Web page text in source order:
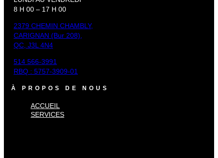
8 H 00 – 17 H 00
2379 CHEMIN CHAMBLY,
CARIGNAN (Bur 208),
QC, J3L 4N4
514 566-3991
RBQ : 5757-3909-01
À PROPOS DE NOUS
ACCUEIL
SERVICES